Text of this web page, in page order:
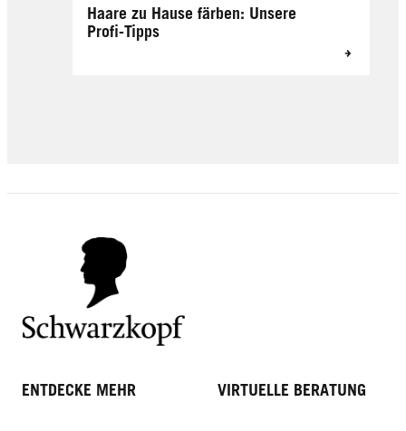
Haare zu Hause färben: Unsere
Profi-Tipps
ENTDECKE MEHR VIRTUELLE BERATUNG